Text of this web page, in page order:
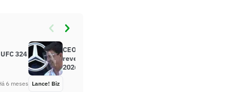
324
6 meses
CEO da Mercedes, Toto Wolff
revela foco da equipe a partir de
2026
Lance! Biz